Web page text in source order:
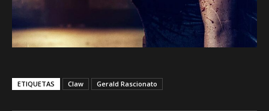
ETIQUETAS Claw Gerald Rascionato